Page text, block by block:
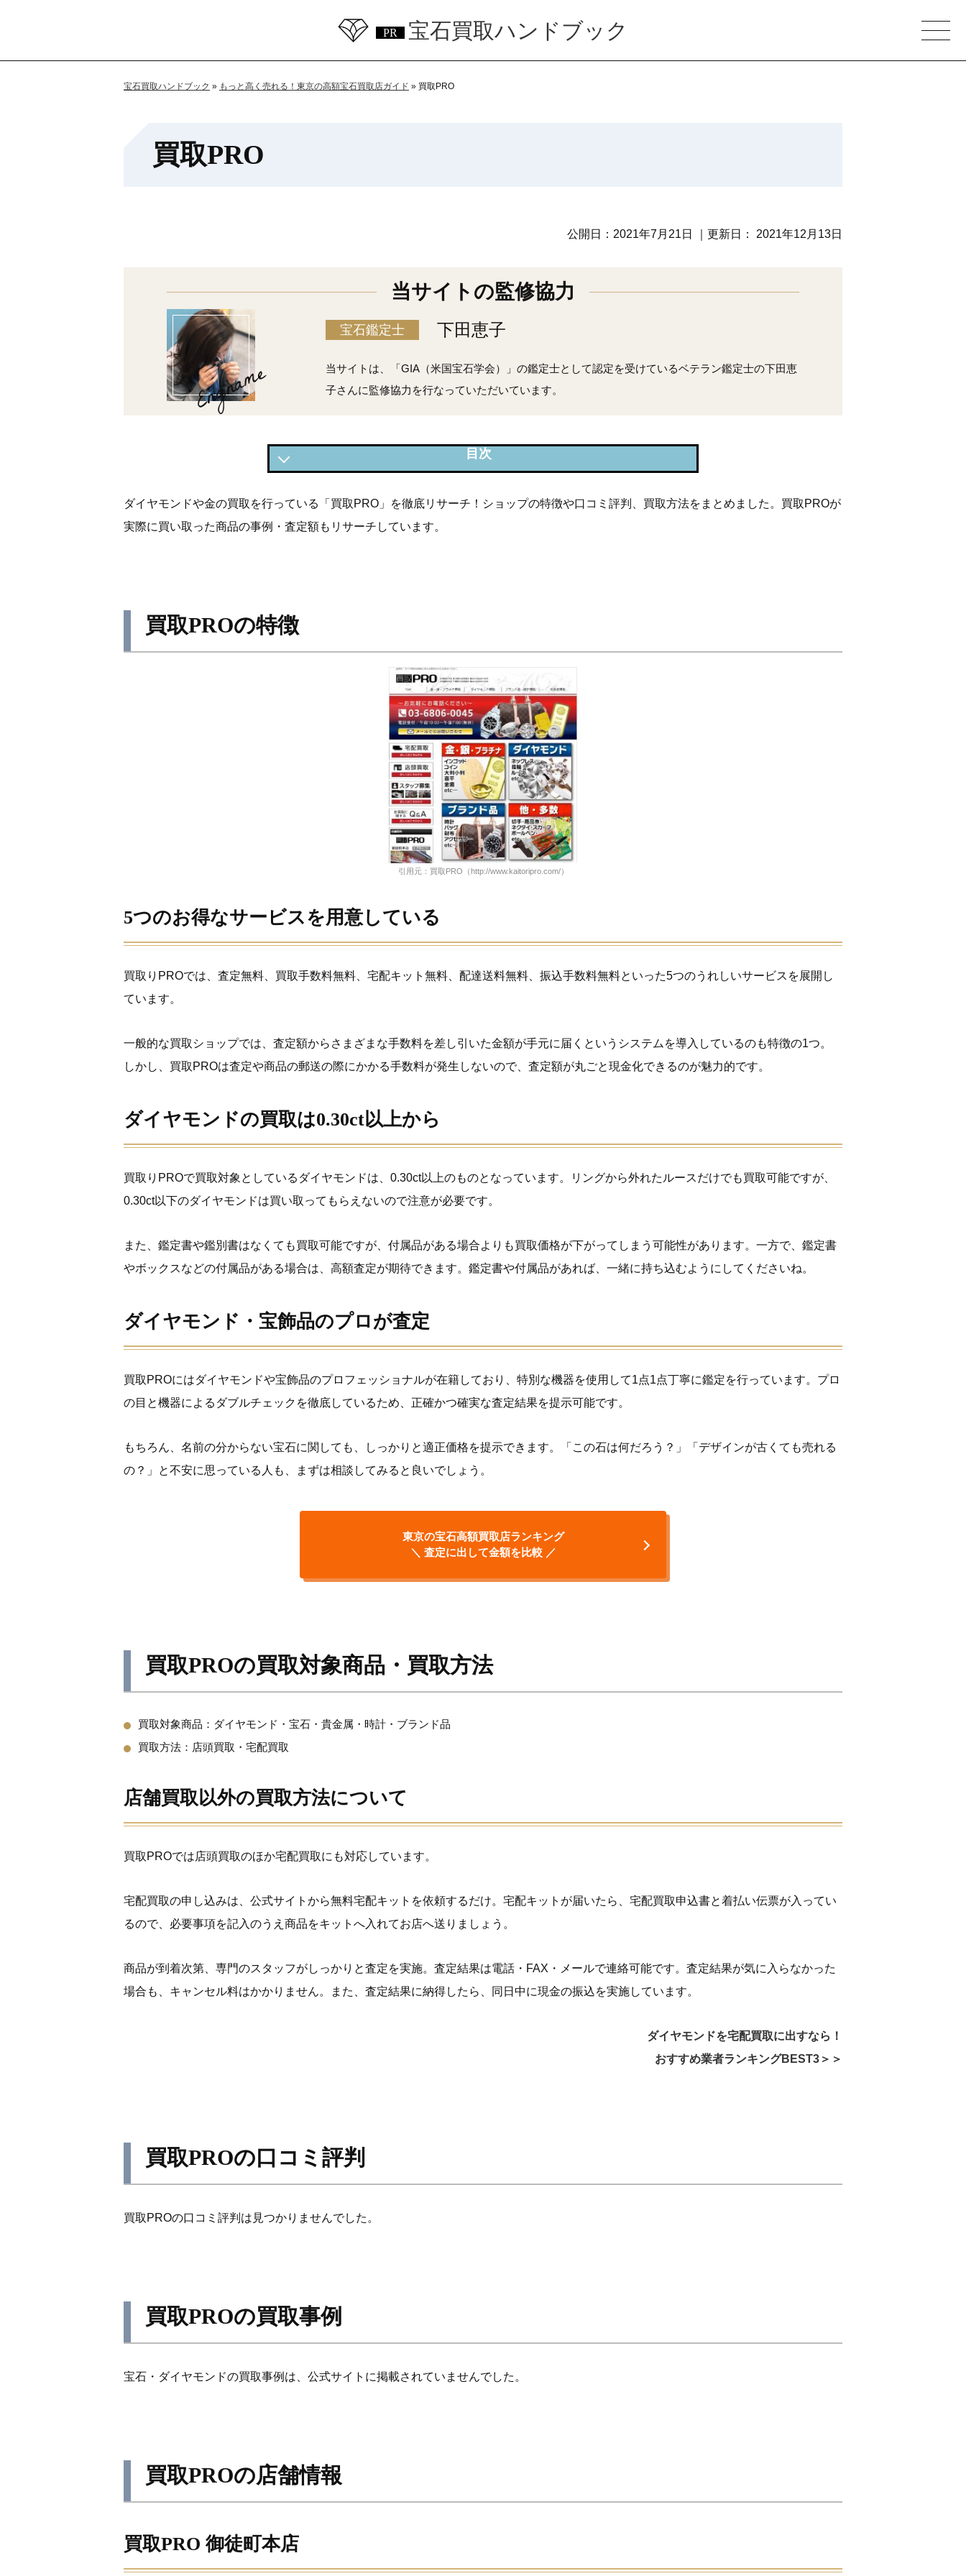
宝石買取ハンドブック
宝石買取ハンドブック » もっと高く売れる！東京の高額宝石買取店ガイド » 買取PRO
買取PRO
公開日： 2021年7月21日 ｜更新日： 2021年12月13日
当サイトの監修協力
Engname
宝石鑑定士 下田恵子
当サイトは、「GIA（米国宝石学会）」の鑑定士として認定を受けているベテラン鑑定士の下田恵
子さんに監修協力を行なっていただいています。
買取PROの買取対象商品・買取方法
ダイヤモンドや金の買取を行っている「買取PRO」を徹底リサーチ！ショップの特徴や口コミ評判、買取方法をまとめました。買取PROが
実際に買い取った商品の事例・査定額もリサーチしています。
買取PROの特徴
引用元：買取PRO （http://www.kaitoripro.com/）
5つのお得なサービスを用意している
買取りPROでは、査定無料、買取手数料無料、宅配キット無料、配達送料無料、振込手数料無料といった5つのうれしいサービスを展開し
ています。
一般的な買取ショップでは、査定額からさまざまな手数料を差し引いた金額が手元に届くというシステムを導入しているのも特徴の1つ。
しかし、買取PROは査定や商品の郵送の際にかかる手数料が発生しないので、査定額が丸ごと現金化できるのが魅力的です。
ダイヤモンドの買取は0.30ct以上から
買取りPROで買取対象としているダイヤモンドは、0.30ct以上のものとなっています。リングから外れたルースだけでも買取可能ですが、
0.30ct以下のダイヤモンドは買い取ってもらえないので注意が必要です。
また、鑑定書や鑑別書はなくても買取可能ですが、付属品がある場合よりも買取価格が下がってしまう可能性があります。一方で、鑑定書
やボックスなどの付属品がある場合は、高額査定が期待できます。鑑定書や付属品があれば、一緒に持ち込むようにしてくださいね。
ダイヤモンド・宝飾品のプロが査定
買取PROにはダイヤモンドや宝飾品のプロフェッショナルが在籍しており、特別な機器を使用して1点1点丁寧に鑑定を行っています。プロ
の目と機器によるダブルチェックを徹底しているため、正確かつ確実な査定結果を提示可能です。
もちろん、名前の分からない宝石に関しても、しっかりと適正価格を提示できます。「この石は何だろう？」「デザインが古くても売れる
の？」と不安に思っている人も、まずは相談してみると良いでしょう。
東京の宝石高額買取店ランキング
＼ 査定に出して金額を比較 ／
買取PROの買取対象商品・買取方法
買取対象商品： ダイヤモンド・宝石・貴金属・時計・ブランド品
買取方法： 店頭買取・宅配買取
店舗買取以外の買取方法について
買取PROでは店頭買取のほか宅配買取にも対応しています。
宅配買取の申し込みは、公式サイトから無料宅配キットを依頼するだけ。宅配キットが届いたら、宅配買取申込書と着払い伝票が入ってい
るので、必要事項を記入のうえ商品をキットへ入れてお店へ送りましょう。
商品が到着次第、専門のスタッフがしっかりと査定を実施。査定結果は電話・FAX・メールで連絡可能です。査定結果が気に入らなかった
場合も、キャンセル料はかかりません。また、査定結果に納得したら、同日中に現金の振込を実施しています。
ダイヤモンドを宅配買取に出すなら！
おすすめ業者ランキングBEST3＞＞
買取PROの口コミ評判
買取PROの口コミ評判は見つかりませんでした。
買取PROの買取事例
宝石・ダイヤモンドの買取事例は、公式サイトに掲載されていませんでした。
買取PROの店舗情報
買取PRO 御徒町本店